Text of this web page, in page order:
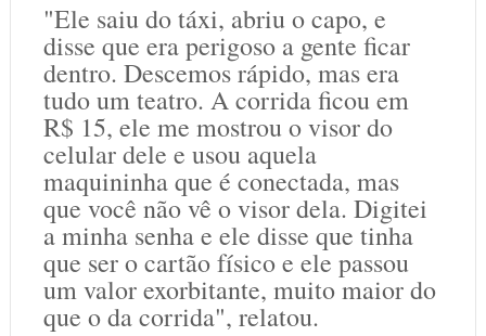
"Ele saiu do táxi, abriu o capo, e
disse que era perigoso a gente ficar
dentro. Descemos rápido, mas era
tudo um teatro. A corrida ficou em
R$ 15, ele me mostrou o visor do
celular dele e usou aquela
maquininha que é conectada, mas
que você não vê o visor dela. Digitei
a minha senha e ele disse que tinha
que ser o cartão físico e ele passou
um valor exorbitante, muito maior do
que o da corrida", relatou.